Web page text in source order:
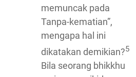
memuncak pada
Tanpa-kematian”,
mengapa hal ini
dikatakan demikian?5
Bila seorang bhikkhu